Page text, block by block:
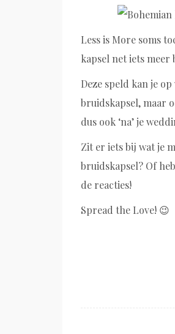
Less is More soms
kapsel net iets meer
Deze speld kan je
bruidskapsel, maar
dus ook ‘na’ je
Zit er iets bij wat je
bruidskapsel? Of
de reacties!
Spread the Love! 😉